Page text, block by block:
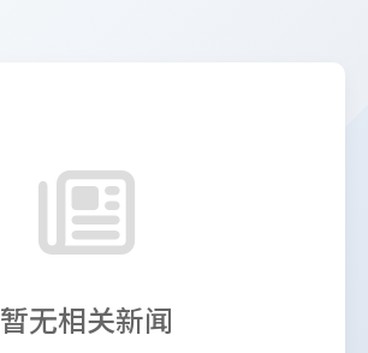
暂无相关新闻